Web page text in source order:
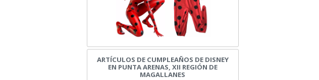
ARTÍCULOS DE CUMPLEAÑOS DE DISNEY
EN PUNTA ARENAS, XII REGIÓN DE
MAGALLANES